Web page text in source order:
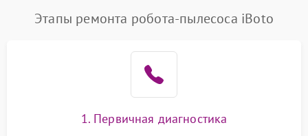
Этапы ремонта робота-пылесоса iBoto
1. Первичная диагностика